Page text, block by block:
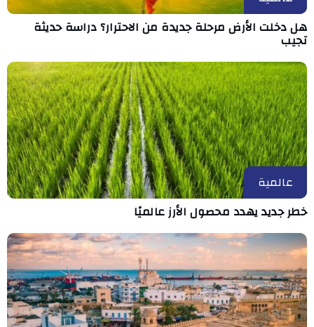
هل دخلت الأرض مرحلة جديدة من الاحترار؟ دراسة حديثة
تجيب
عالمية
خطر جديد يهدد محصول الأرز عالميًا